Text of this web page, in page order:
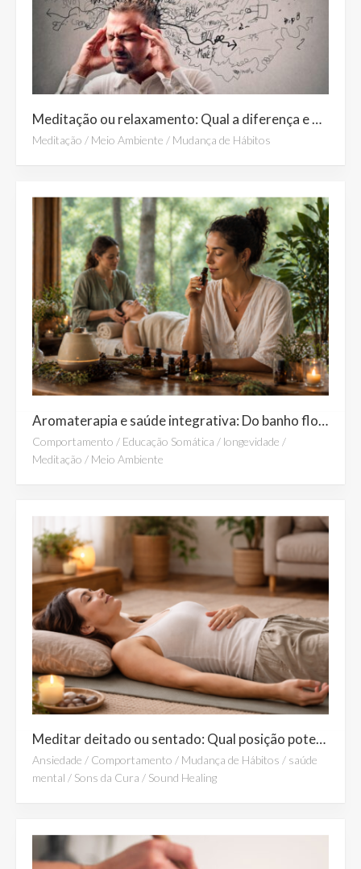
Meditação ou relaxamento: Qual a diferença e qual prática escolher no dia a dia?
Meditação / Meio Ambiente / Mudança de Hábitos
Aromaterapia e saúde integrativa: Do banho florestal ao relaxamento profundo
Comportamento / Educação Somática / longevidade /
Meditação / Meio Ambiente
Meditar deitado ou sentado: Qual posição potencializa mais os benefícios da meditação?
Ansiedade / Comportamento / Mudança de Hábitos / saúde
mental / Sons da Cura / Sound Healing